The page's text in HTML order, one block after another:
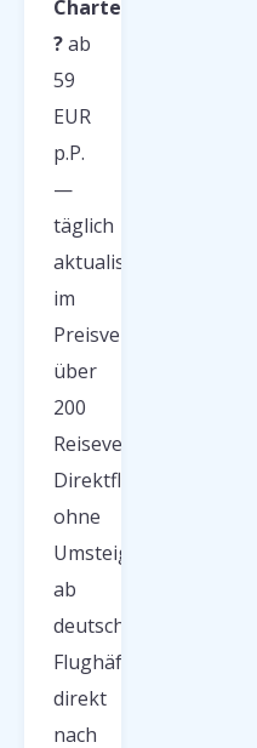
Charterflüge
?ab
59
EUR
p.P.
—
täglich
aktualisiert
im
Preisvergleich
über
200
Reiseveranstalter.
Direktflug
ohne
Umsteigen
ab
deutschen
Flughäfen
direkt
nach